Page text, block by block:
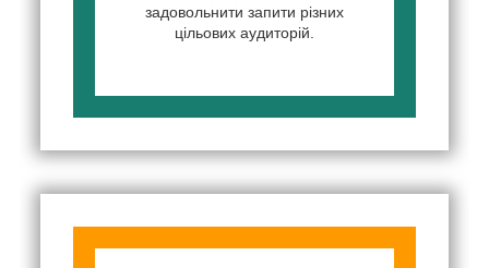
задовольнити запити різних
цільових аудиторій.